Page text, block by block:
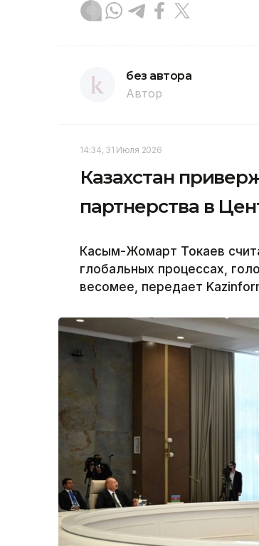
без автора
Автор
14:34, 31 Июля 2026
Казахстан
партнерства в
Касым-Жомарт Токаев
глобальных процессах,
весомее, передает